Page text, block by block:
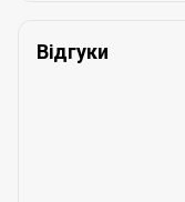
Відгуки